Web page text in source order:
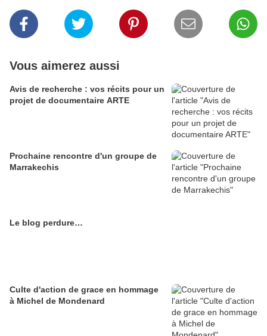
Vous aimerez aussi
Avis de recherche : vos récits pour un
projet de documentaire ARTE
Prochaine rencontre d'un groupe de
Marrakechis
Le blog perdure…
Culte d'action de grace en hommage
à Michel de Mondenard